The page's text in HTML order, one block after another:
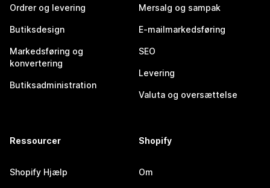
Ordrer og levering
Butiksdesign
Markedsføring og
konvertering
Butiksadministration
Mersalg og sampak
E-mailmarkedsføring
SEO
Levering
Valuta og oversættelse
Ressourcer
Shopify Hjælp
Shopify
Om